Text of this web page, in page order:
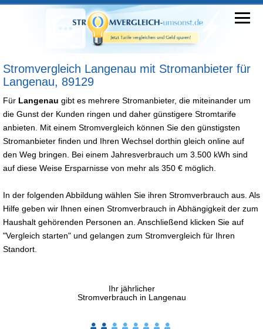
Stromvergleich Langenau mit Stromanbieter für
Langenau, 89129
Für Langenau gibt es mehrere Stromanbieter, die miteinander um
die Gunst der Kunden ringen und daher günstigere Stromtarife
anbieten. Mit einem Stromvergleich können Sie den günstigsten
Stromanbieter finden und Ihren Wechsel dorthin gleich online auf
den Weg bringen. Bei einem Jahresverbrauch um 3.500 kWh sind
auf diese Weise Ersparnisse von mehr als 350 € möglich.
In der folgenden Abbildung wählen Sie ihren Stromverbrauch aus. Als
Hilfe geben wir Ihnen einen Stromverbrauch in Abhängigkeit der zum
Haushalt gehörenden Personen an. Anschließend klicken Sie auf
"Vergleich starten" und gelangen zum Stromvergleich für Ihren
Standort.
Ihr jährlicher
Stromverbrauch in Langenau